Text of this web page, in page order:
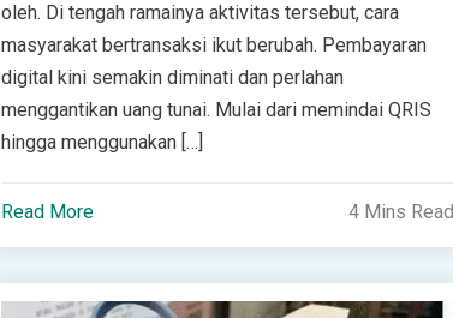
oleh. Di tengah ramainya aktivitas tersebut, cara
masyarakat bertransaksi ikut berubah. Pembayaran
digital kini semakin diminati dan perlahan
menggantikan uang tunai. Mulai dari memindai QRIS
hingga menggunakan […]
Read More 4 Mins Read